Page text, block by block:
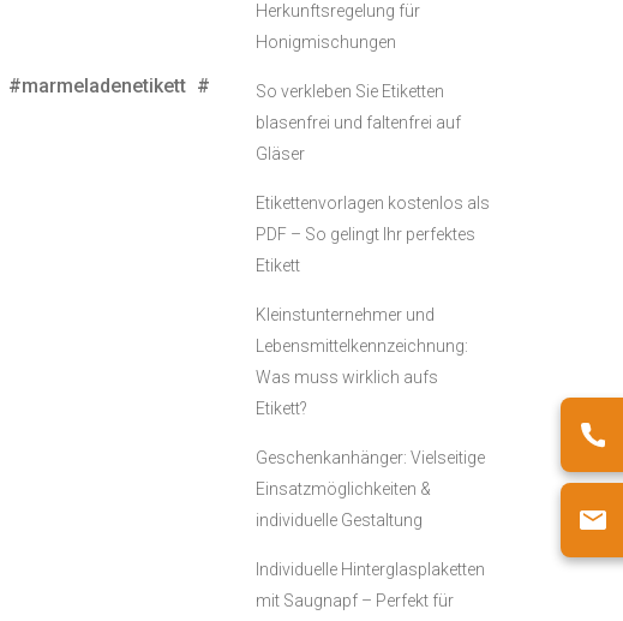
#marmeladenetikett #
Herkunftsregelung für
Honigmischungen
So verkleben Sie Etiketten
blasenfrei und faltenfrei auf
Gläser
Etikettenvorlagen kostenlos als
PDF – So gelingt Ihr perfektes
Etikett
Kleinstunternehmer und
Lebensmittelkennzeichnung:
Was muss wirklich aufs
Etikett?
Geschenkanhänger: Vielseitige
Einsatzmöglichkeiten &
individuelle Gestaltung
Individuelle Hinterglasplaketten
mit Saugnapf – Perfekt für